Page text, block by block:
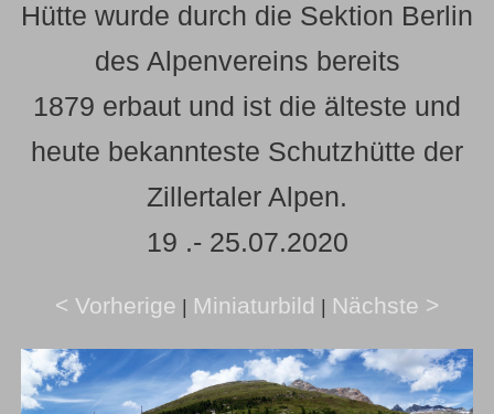
Hütte wurde durch die Sektion Berlin
des Alpenvereins bereits
1879 erbaut und ist die älteste und
heute bekannteste Schutzhütte der
Zillertaler Alpen.
19 .- 25.07.2020
< Vorherige | Miniaturbild | Nächste >